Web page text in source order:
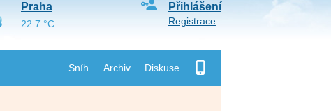
Sníh Archiv Diskuse
Přihlášení
Registrace
Praha
22.7 °C